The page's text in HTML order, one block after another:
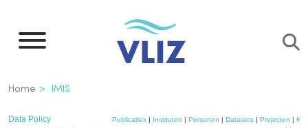
naar
inhoud
gaan
Kruimelpad
Home IMIS
Data Policy Publicaties | Instituten | Personen | Datasets | Projecten |